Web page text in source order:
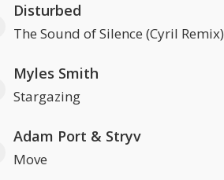
Disturbed
The Sound of Silence (Cyril Remix)
Myles Smith
Stargazing
Adam Port & Stryv
Move